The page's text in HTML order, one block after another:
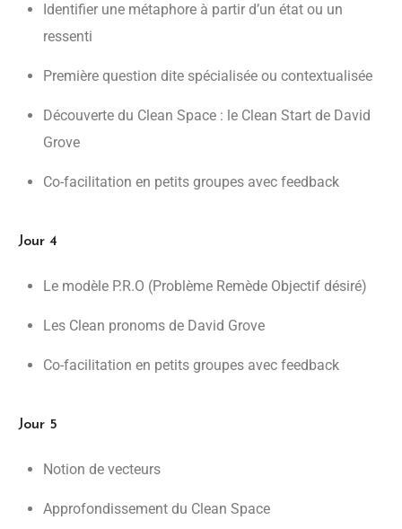
Identifier une métaphore à partir d’un état ou un
ressenti
Première question dite spécialisée ou contextualisée
Découverte du Clean Space : le Clean Start de David
Grove
Co-facilitation en petits groupes avec feedback
Jour 4
Le modèle P.R.O (Problème Remède Objectif désiré)
Les Clean pronoms de David Grove
Co-facilitation en petits groupes avec feedback
Jour 5
Notion de vecteurs
Approfondissement du Clean Space